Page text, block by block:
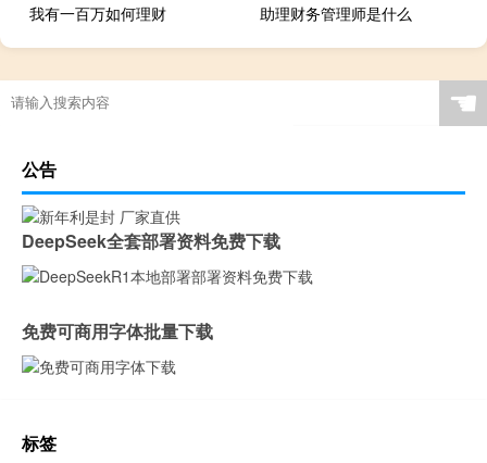
我有一百万如何理财
助理财务管理师是什么
☚
公告
DeepSeek全套部署资料免费下载
免费可商用字体批量下载
标签